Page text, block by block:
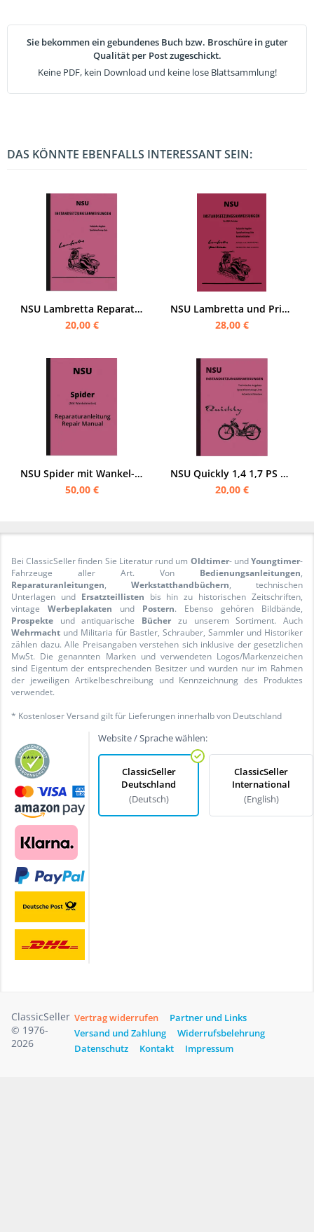
Sie bekommen ein gebundenes Buch bzw. Broschüre in guter
Qualität per Post zugeschickt.
Keine PDF, kein Download und keine lose Blattsammlung!
DAS KÖNNTE EBENFALLS INTERESSANT SEIN:
NSU Lambretta Reparaturanleitung Motorroller Werkstatthandbuch
20,00 €
NSU Lambretta und Prima Autoroller Reparaturanleitung Instandsetzungsanweisungen
28,00 €
NSU Spider mit Wankel-Motor Reparaturanleitung Werkstatthandbuch
50,00 €
NSU Quickly 1,4 1,7 PS N L T TTK S 2 Reparaturanleitung Werkstatthandbuch
20,00 €
Bei ClassicSeller finden Sie Literatur rund um Oldtimer- undYoungtimer-
Fahrzeuge aller Art. Von Bedienungsanleitungen,
Reparaturanleitungen, Werkstatthandbüchern, technischen
Unterlagen und Ersatzteillisten bis hin zu historischen Zeitschriften,
vintage Werbeplakaten und Postern. Ebenso gehören Bildbände,
Prospekte und antiquarische Bücher zu unserem Sortiment. Auch
Wehrmacht und Militaria für Bastler, Schrauber, Sammler und Historiker
zählen dazu. Alle Preisangaben verstehen sich inklusive der gesetzlichen
MwSt. Die genannten Marken und verwendeten Logos/Markenzeichen
sind Eigentum der entsprechenden Besitzer und wurden nur im Rahmen
der jeweiligen Artikelbeschreibung und Kennzeichnung des Produktes
verwendet.
* Kostenloser Versand gilt für Lieferungen innerhalb von Deutschland
Website / Sprache wählen:
ClassicSeller
Deutschland
(Deutsch)
ClassicSeller
International
(English)
ClassicSeller
© 1976-
2026
Vertrag widerrufen
Partner und Links
Versand und Zahlung
Widerrufsbelehrung
Datenschutz
Kontakt Impressum